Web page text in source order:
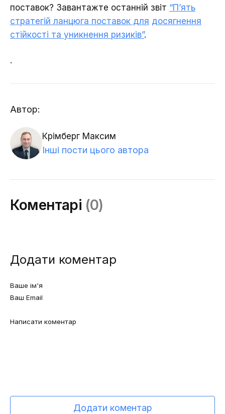
поставок? Завантажте останній звіт “П’ять
стратегій ланцюга поставок для досягнення
стійкості та уникнення ризиків”.
.
Автор:
Крімберг Максим
Інші пости цього автора
Коментарі (0)
Додати коментар
Додати коментар